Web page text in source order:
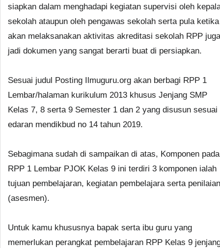
siapkan dalam menghadapi kegiatan supervisi oleh
sekolah ataupun oleh pengawas sekolah serta pula ketika
akan melaksanakan aktivitas akreditasi sekolah RPP juga
jadi dokumen yang sangat berarti buat di persiapkan.
Sesuai judul Posting Ilmuguru.org akan berbagi RPP 1
Lembar/halaman kurikulum 2013 khusus Jenjang SMP
Kelas 7, 8 serta 9 Semester 1 dan 2 yang disusun sesuai
edaran mendikbud no 14 tahun 2019.
Sebagimana sudah di sampaikan di atas, Komponen pada
RPP 1 Lembar PJOK Kelas 9 ini terdiri 3 komponen ialah
tujuan pembelajaran, kegiatan pembelajara serta penilaian
(asesmen).
Untuk kamu khususnya bapak serta ibu guru yang
memerlukan perangkat pembelajaran RPP Kelas 9